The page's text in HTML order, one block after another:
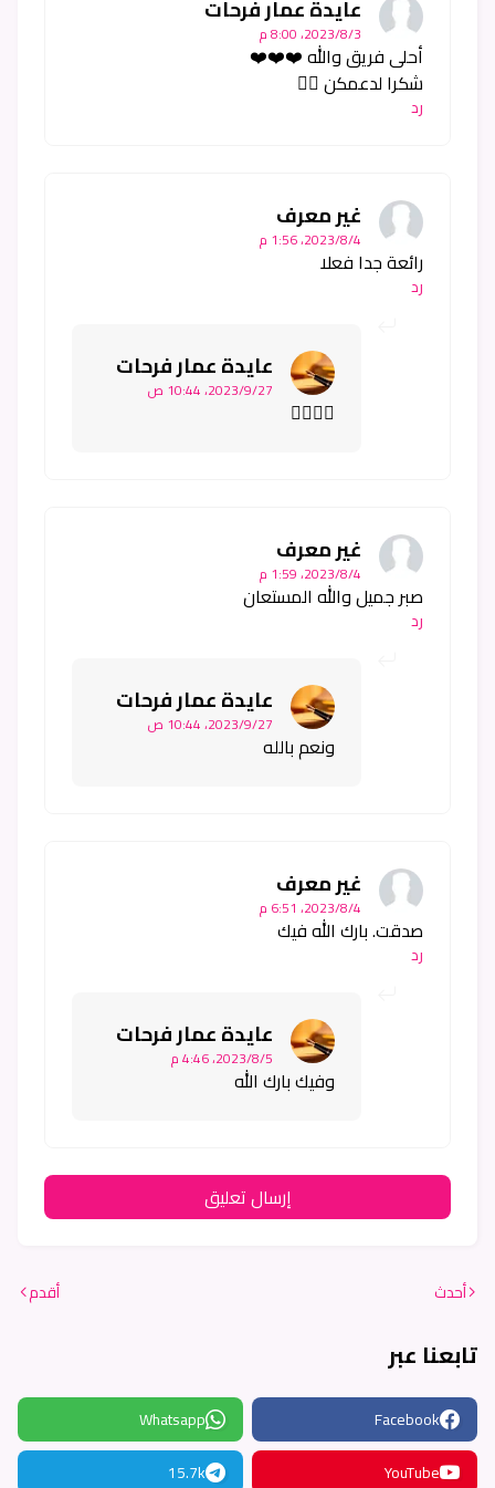
عايدة عمار فرحات
3‏/8‏/2023، 8:00 م
أحلى فريق والله ❤️❤️❤️
شكرا لدعمكن 👍🏻
رد
غير معرف
4‏/8‏/2023، 1:56 م
رائعة جدا فعلا
رد
عايدة عمار فرحات
27‏/9‏/2023، 10:44 ص
👍🏻👍🏻
غير معرف
4‏/8‏/2023، 1:59 م
صبر جميل والله المستعان
رد
عايدة عمار فرحات
27‏/9‏/2023، 10:44 ص
ونعم بالله
غير معرف
4‏/8‏/2023، 6:51 م
صدقت. بارك الله فيك
رد
عايدة عمار فرحات
5‏/8‏/2023، 4:46 م
وفيك بارك الله
إرسال تعليق
أحدث أقدم
تابعنا عبر
Facebook
Whatsapp
YouTube
15.7k